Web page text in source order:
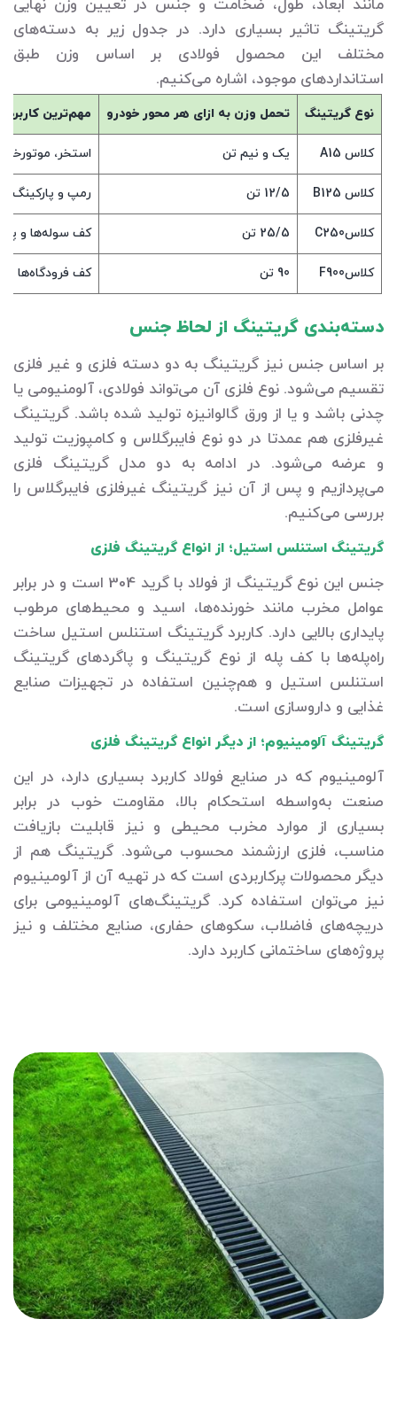
مانند ابعاد، طول، ضخامت و جنس در تعیین وزن نهایی
گریتینگ تاثیر بسیاری دارد. در جدول زیر به دسته‌های
مختلف این محصول فولادی بر اساس وزن طبق
استانداردهای موجود، اشاره می‌کنیم.
نوع گریتینگ تحمل وزن به ازای هر محور خودرو مهم‌ترین کاربرد
کلاس A15 یک و نیم تن استخر،
کلاس B125 12/5 تن رمپ و پارکینگ‌ها
کلاسC250 25/5 تن کف سوله‌ها و
کلاسF900 90 تن کف فرودگاه‌ها
دسته‌بندی گریتینگ از لحاظ جنس
بر اساس جنس نیز گریتینگ به دو دسته فلزی و غیر فلزی
تقسیم می‌شود. نوع فلزی آن می‌تواند فولادی، آلومنیومی یا
چدنی باشد و یا از ورق گالوانیزه تولید شده باشد. گریتینگ
غیرفلزی هم عمدتا در دو نوع فایبرگلاس و کامپوزیت تولید
و عرضه می‌شود. در ادامه به دو مدل گریتینگ فلزی
می‌پردازیم و پس از آن نیز گریتینگ غیرفلزی فایبرگلاس را
بررسی می‌کنیم.
گریتینگ استنلس استیل؛ از انواع گریتینگ فلزی
جنس این نوع گریتینگ از فولاد با گرید 304 است و در برابر
عوامل مخرب مانند خورنده‌ها، اسید و محیط‌های مرطوب
پایداری بالایی دارد. کاربرد گریتینگ استنلس استیل ساخت
راه‌پله‌ها با کف پله از نوع گریتینگ و پاگردهای گریتینگ
استنلس استیل و هم‌چنین استفاده در تجهیزات صنایع
غذایی و داروسازی است.
گریتینگ آلومینیوم؛ از دیگر انواع گریتینگ فلزی
آلومینیوم که در صنایع فولاد کاربرد بسیاری دارد، در این
صنعت به‌واسطه استحکام بالا، مقاومت خوب در برابر
بسیاری از موارد مخرب محیطی و نیز قابلیت بازیافت
مناسب، فلزی ارزشمند محسوب می‌شود. گریتینگ هم از
دیگر محصولات پرکاربردی است که در تهیه آن از آلومینیوم
نیز می‌توان استفاده کرد. گریتینگ‌های آلومینیومی برای
دریچه‌های فاضلاب، سکوهای حفاری، صنایع مختلف و نیز
پروژه‌های ساختمانی کاربرد دارد.